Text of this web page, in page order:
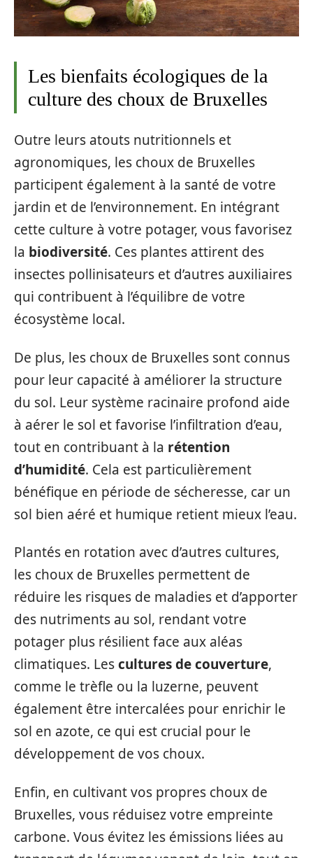
Les bienfaits écologiques de la
culture des choux de Bruxelles
Outre leurs atouts nutritionnels et
agronomiques, les choux de Bruxelles
participent également à la santé de votre
jardin et de l’environnement. En intégrant
cette culture à votre potager, vous favorisez
la biodiversité. Ces plantes attirent des
insectes pollinisateurs et d’autres auxiliaires
qui contribuent à l’équilibre de votre
écosystème local.
De plus, les choux de Bruxelles sont connus
pour leur capacité à améliorer la structure
du sol. Leur système racinaire profond aide
à aérer le sol et favorise l’infiltration d’eau,
tout en contribuant à la rétention
d’humidité. Cela est particulièrement
bénéfique en période de sécheresse, car un
sol bien aéré et humique retient mieux l’eau.
Plantés en rotation avec d’autres cultures,
les choux de Bruxelles permettent de
réduire les risques de maladies et d’apporter
des nutriments au sol, rendant votre
potager plus résilient face aux aléas
climatiques. Lescultures de couverture,
comme le trèfle ou la luzerne, peuvent
également être intercalées pour enrichir le
sol en azote, ce qui est crucial pour le
développement de vos choux.
Enfin, en cultivant vos propres choux de
Bruxelles, vous réduisez votre empreinte
carbone. Vous évitez les émissions liées au